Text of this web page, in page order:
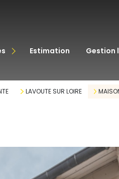
estimation
LAVOUTE SUR LOIRE